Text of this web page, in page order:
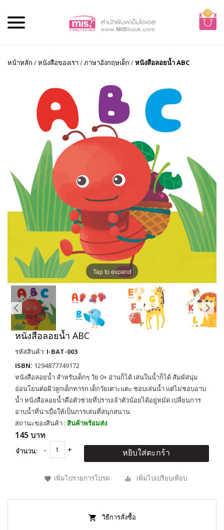
0
หน้าหลัก /หนังสือของเรา /ภาษาอังกฤษเด็ก /หนังสือลอยน้ำ ABC
Tap to expand
หนังสือลอยน้ำ ABC
รหัสสินค้า: I-BAT-003
ISBN: 1294877749172
หนังสือลอยน้ำ สำหรับเด็กๆ วัย 0+ อ่านก็ได้ เล่นในน้ำก็ได้ สัมผัสนุ่ม
อ่อนโยนต่อผิวลูกเด็กทารก เด็กวัยเตาะแตะ ชอบเล่นน้ำ แต่ไม่ชอบอาบ
น้ำ หนังสือลอยน้ำคือตัวช่วยที่ปราบเจ้าตัวน้อยได้อยู่หมัด เปลี่ยนการ
อาบน้ำที่น่าเบื่อให้เป็นการเล่นที่สนุกสนาน
สถานะของสินค้า : สินค้าพร้อมส่ง
145 บาท
จำนวน: หยิบใส่ตะกร้า
เพิ่มไปรายการโปรด เพิ่มไปเปรียบเทียบ
วิธีการสั่งซื้อ